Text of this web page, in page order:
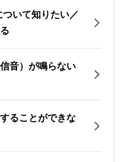
いて知りたい／
音）が鳴らない
ることができな